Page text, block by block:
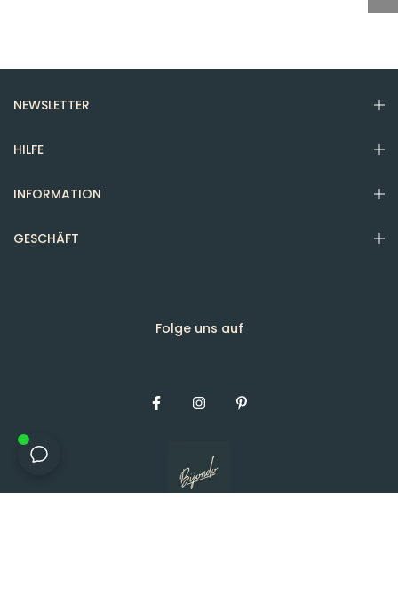
NEWSLETTER
HILFE
INFORMATION
GESCHÄFT
Folge uns auf